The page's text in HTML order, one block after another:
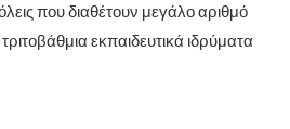
που διαθέτουν μεγάλο αριθμό
εκπαιδευτικά ιδρύματα